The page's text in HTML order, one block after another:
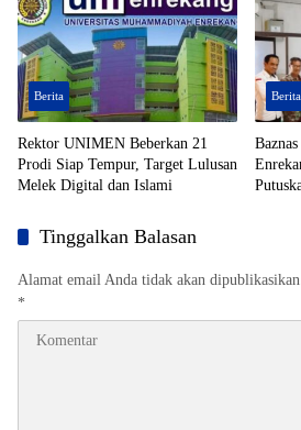
Berita
Rektor UNIMEN Beberkan 21
Prodi Siap Tempur, Target Lulusan
Melek Digital dan Islami
Berita
Tinggalkan Balasan
Alamat email Anda tidak akan dipublikasikan.
*